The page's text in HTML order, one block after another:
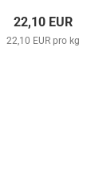
22,10 EUR
22,10 EUR pro kg